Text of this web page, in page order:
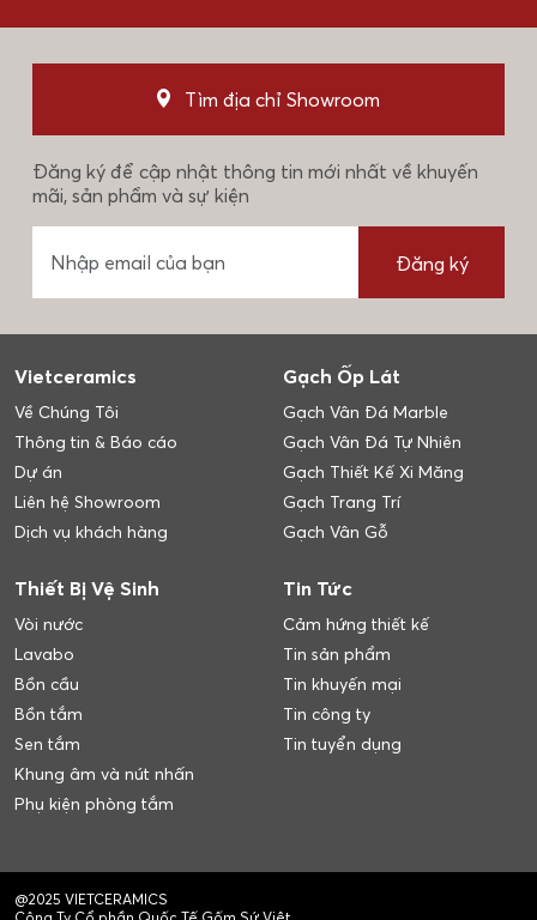
Tìm địa chỉ Showroom
Đăng ký để cập nhật thông tin mới nhất về khuyến
mãi, sản phẩm và sự kiện
Đăng ký
Vietceramics
Về Chúng Tôi
Thông tin & Báo cáo
Dự án
Liên hệ Showroom
Dịch vụ khách hàng
Gạch Ốp Lát
Gạch Vân Đá Marble
Gạch Vân Đá Tự Nhiên
Gạch Thiết Kế Xi Măng
Gạch Trang Trí
Gạch Vân Gỗ
Thiết Bị Vệ Sinh
Vòi nước
Lavabo
Bồn cầu
Bồn tắm
Sen tắm
Khung âm và nút nhấn
Phụ kiện phòng tắm
Tin Tức
Cảm hứng thiết kế
Tin sản phẩm
Tin khuyến mại
Tin công ty
Tin tuyển dụng
@2025 VIETCERAMICS